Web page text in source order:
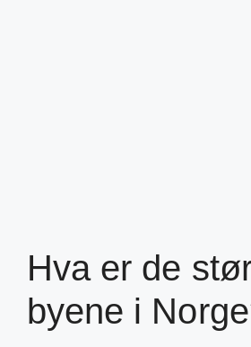
Hva er de
byene i